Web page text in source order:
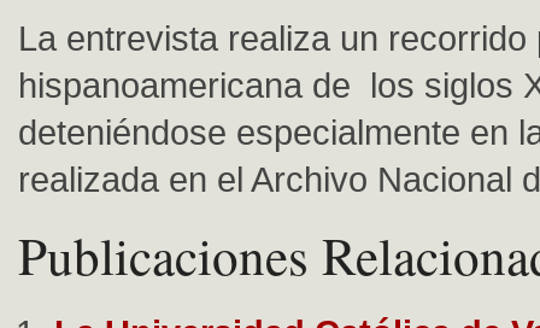
La entrevista realiza un recorrido
hispanoamericana de los siglos
deteniéndose especialmente en
realizada en el Archivo Nacional
Publicaciones